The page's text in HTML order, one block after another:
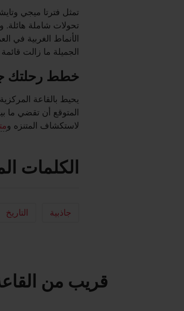
تحولات شاملة هائلة.
الأنماط الغربية في
الجميلة ما زالت
خطط رحلتك
يحيط بالقاعة
المتوقع أن تقضي ما
لاستكشاف المتنزه و
الكلمات
جاذبية التاريخ
قريب من